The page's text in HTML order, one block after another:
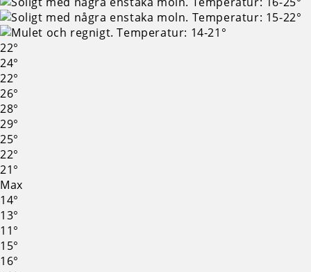
22°
24°
22°
26°
28°
29°
25°
22°
21°
Max
14°
13°
11°
15°
16°